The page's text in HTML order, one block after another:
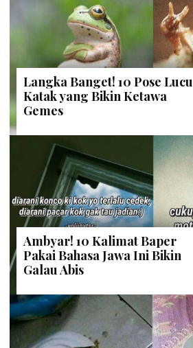
Langka Banget! 10 Pose Lucu
Katak yang Bikin Ketawa
Gemes
Ambyar! 10 Kalimat Baper
Pakai Bahasa Jawa Ini Bikin
Galau Abis